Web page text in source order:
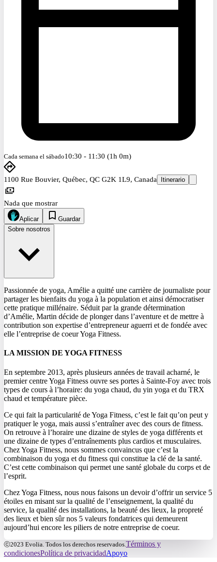
Cada semana el sábado10:30 - 11:30 (1h 0m)
1100 Rue Bouvier, Québec, QC G2K 1L9, Canada Itinerario
Nada que mostrar
Aplicar
Guardar
Sobre nosotros
Passionnée de yoga, Amélie a quitté une carrière de journaliste pour
partager les bienfaits du yoga à la population et ainsi démocratiser
cette pratique millénaire. Séduit par la grande détermination
d’Amélie, Martin décide de plonger dans l’aventure et de mettre à
contribution son expertise d’entrepreneur aguerri et de fondée avec
elle l’entreprise de coeur Yoga Fitness.
LA MISSION DE YOGA FITNESS
En septembre 2013, après plusieurs années de travail acharné, le
premier centre Yoga Fitness ouvre ses portes à Sainte-Foy avec trois
types de cours à l’horaire: du yoga chaud, du yin yoga et du TRX
chaud et température pièce.
Ce qui fait la particularité de Yoga Fitness, c’est le fait qu’on peut y
pratiquer le yoga, mais aussi s’entraîner avec des cours de fitness.
On retrouve à l’horaire une dizaine de styles de yoga différents et
une dizaine de types d’entraînements plus cardios et musculaires.
Chez Yoga Fitness, nous sommes convaincus que c’est la
combinaison du yoga et du fitness qui constitue la clé de la santé.
C’est cette combinaison qui permet une santé globale du corps et de
l’esprit.
Chez Yoga Fitness, nous nous faisons un devoir d’offrir un service 5
étoiles en misant sur la qualité de l’enseignement, la qualité du
service, la qualité des installations, la beauté des lieux, la propreté
des lieux et bien sûr nos 5 valeurs fondatrices qui demeurent
aujourd’hui encore les piliers de notre entreprise de coeur.
ⓒ2023 Evolia. Todos los derechos reservados. Términos y
condicionesPolítica de privacidadApoyo